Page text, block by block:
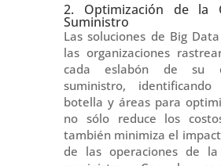
2. Optimización de la
Suministro
Las soluciones de Big
las organizaciones
cada eslabón de su
suministro,
botella y áreas para
no sólo reduce los
también minimiza el
de las operaciones de